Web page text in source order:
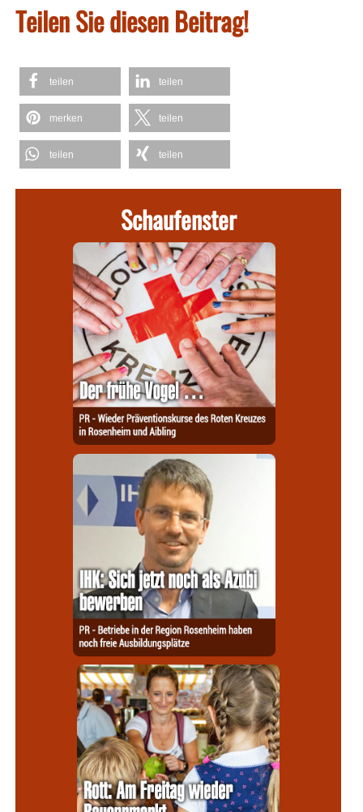
Teilen Sie diesen Beitrag!
teilen teilen
merken teilen
teilen teilen
Schaufenster